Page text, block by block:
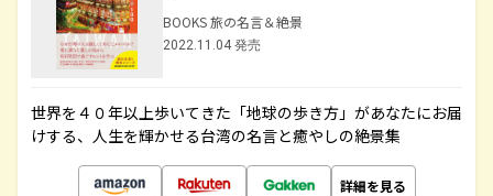
BOOKS 旅の名言＆絶景
2022.11.04 発売
世界を４０年以上歩いてきた「地球の歩き方」があなたにお届
けする、人生を輝かせる台湾の名言と癒やしの絶景集
詳細を見る